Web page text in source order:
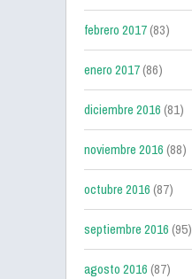
febrero 2017(83)
enero 2017(86)
diciembre 2016(81)
noviembre 2016(88)
octubre 2016(87)
septiembre 2016(95)
agosto 2016(87)